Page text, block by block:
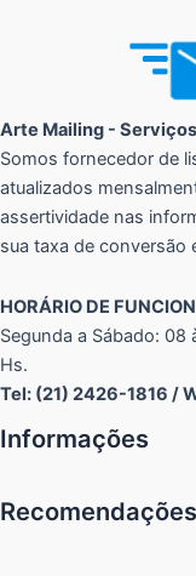
Arte Mailing -
Somos fornecedor de
atualizados
assertividade nas
sua taxa de conversão
HORÁRIO DE
Segunda a Sábado: 08
Hs.
Tel: (21) 2426-1816 /
Informações
Recomendações